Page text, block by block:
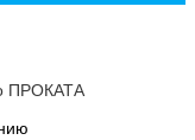
ПРОКАТА